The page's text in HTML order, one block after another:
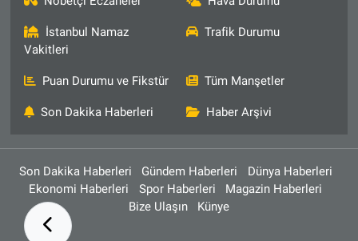
İstanbul Namaz
Vakitleri
Trafik Durumu
Puan Durumu ve Fikstür Tüm Manşetler
Son Dakika Haberleri Haber Arşivi
Son Dakika Haberleri Gündem Haberleri
Dünya Haberleri
Ekonomi Haberleri
Spor Haberleri
Magazin Haberleri
Bize Ulaşın
Künye